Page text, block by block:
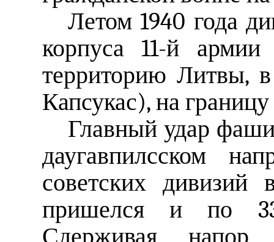
Летом 1940 года
корпуса 11-й
территорию Литвы,
Капсукас), на
Главный удар
даугавпилсском
советских дивизий
пришелся и по